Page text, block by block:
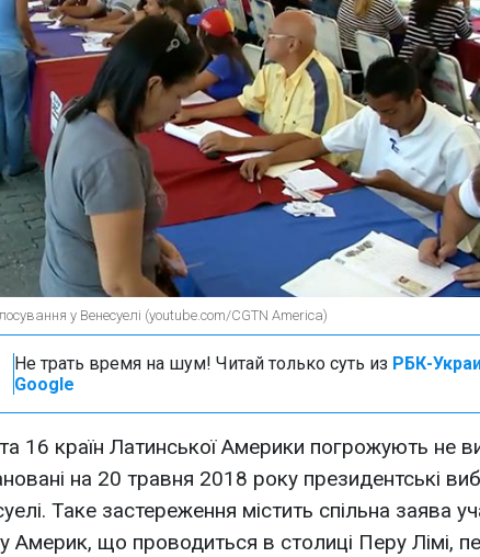
у Венесуелі (youtube.com/CGTN America)
Не трать время на шум! Читай только суть из РБК-
Google
16 країн Латинської Америки погрожують не
на 20 травня 2018 року президентські
Таке застереження містить спільна заява
Америк, що проводиться в столиці Перу Лімі,